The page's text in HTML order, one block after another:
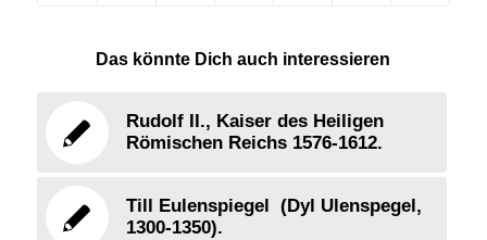
Das könnte Dich auch interessieren
Rudolf II., Kaiser des Heiligen
Römischen Reichs 1576-1612.
Till Eulenspiegel (Dyl Ulenspegel,
1300-1350).